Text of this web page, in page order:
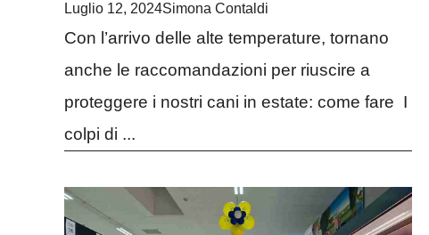
Luglio 12, 2024Simona Contaldi
Con l’arrivo delle alte temperature, tornano
anche le raccomandazioni per riuscire a
proteggere i nostri cani in estate: come fare I
colpi di ...